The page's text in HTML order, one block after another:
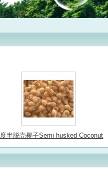
半脱壳椰子Semi husked Coconut
度半脱壳椰子Semi husked Coconut